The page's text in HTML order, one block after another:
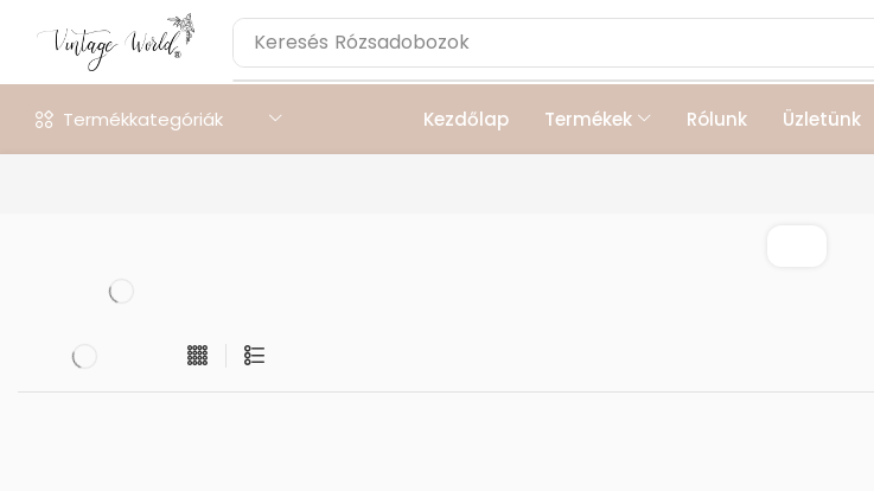
Keresés Rózsadobozok
Termékkategóriák Kezdőlap Termékek Rólunk Üzletünk